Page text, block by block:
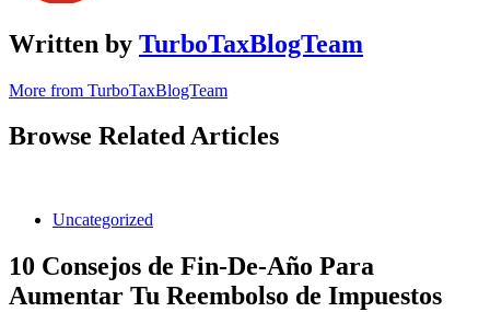
Written by TurboTaxBlogTeam
More from TurboTaxBlogTeam
Browse Related Articles
Uncategorized
10 Consejos de Fin-De-Año Para
Aumentar Tu Reembolso de Impuestos